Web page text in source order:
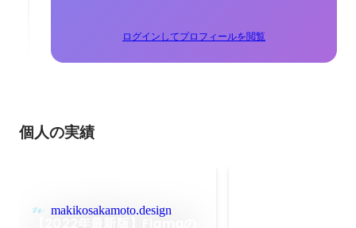
ログインしてプロフィールを閲覧
個人の実績
makikosakamoto.design